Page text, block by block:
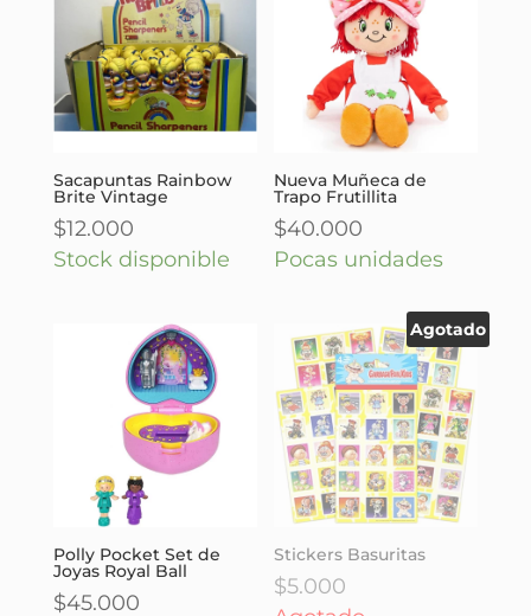
Sacapuntas Rainbow
Brite Vintage
$12.000
Stock disponible
Nueva Muñeca de
Trapo Frutillita
$40.000
Pocas unidades
Polly Pocket Set de
Joyas Royal Ball
$45.000
Agotado
Stickers Basuritas
$5.000